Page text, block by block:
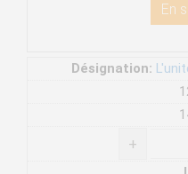
En
Désignation:
+